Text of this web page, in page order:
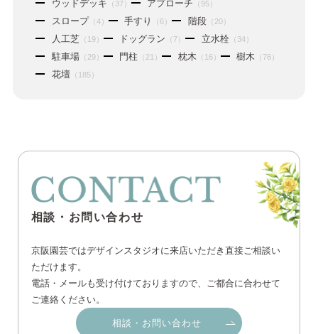
ウッドデッキ （37） アプローチ （95）
スロープ（4） 手すり （6） 階段（20）
人工芝（19） ドッグラン （7） 立水栓（34）
駐車場（29） 門柱 （21） 枕木 （16） 樹木 （76）
花壇 （185）
相談・お問い合わせ
京阪園芸ではデザインスタジオに来店いただき直接ご相談い
ただけます。
電話・メールも受け付けておりますので、ご都合に合わせて
ご連絡ください。
相談・お問い合わせ